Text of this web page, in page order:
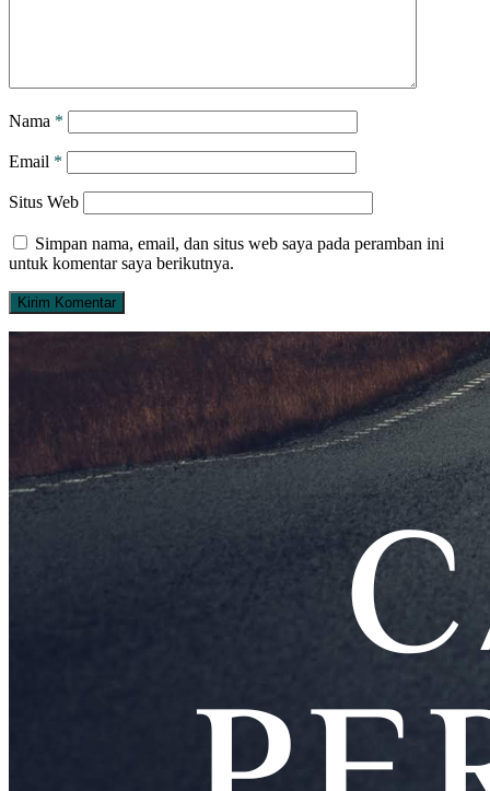
Nama *
Email *
Situs Web
Simpan nama, email, dan situs web saya pada peramban ini
untuk komentar saya berikutnya.